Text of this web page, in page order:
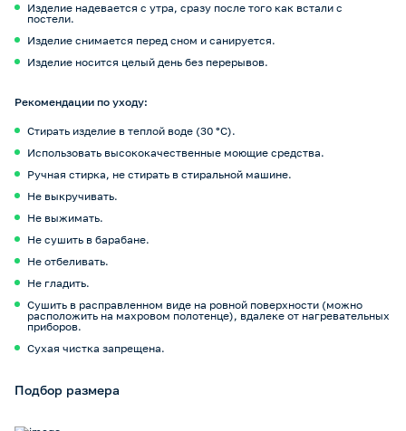
Изделие надевается с утра, сразу после того как встали с
постели.
Изделие снимается перед сном и санируется.
Изделие носится целый день без перерывов.
Рекомендации по уходу:
Стирать изделие в теплой воде (30 °С).
Использовать высококачественные моющие средства.
Ручная стирка, не стирать в стиральной машине.
Не выкручивать.
Не выжимать.
Не сушить в барабане.
Не отбеливать.
Не гладить.
Сушить в расправленном виде на ровной поверхности (можно
расположить на махровом полотенце), вдалеке от нагревательных
приборов.
Сухая чистка запрещена.
Подбор размера